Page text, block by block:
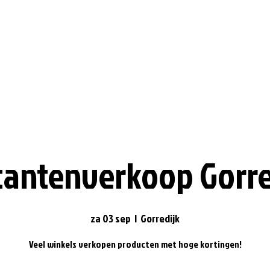
za 03 sep
  |
Gorredijk
Veel winkels verkopen producten met hoge kortingen!